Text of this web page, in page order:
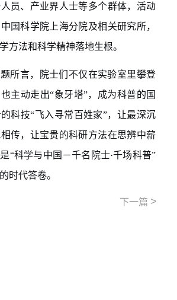
员、产业界人士等多个群体，活动
国科学院上海分院及相关研究所，
方法和科学精神落地生根。
所言，院士们不仅在实验室里攀登
主动走出“象牙塔”，成为科普的国
科技“飞入寻常百姓家”，让最深沉
传，让宝贵的科研方法在思辨中薪
“科学与中国－千名院士·千场科普”
时代答卷。
下一篇 >